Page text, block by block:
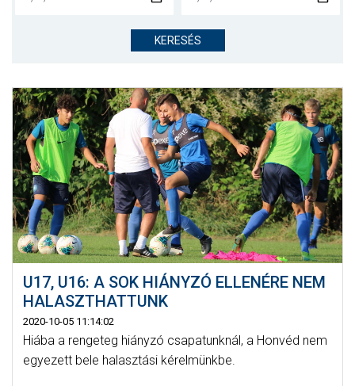
AKADÉMIA
MÉRKŐZÉSEK
GALÉRIA
JELENTKEZÉS
SZURKOLÓI ÉLMÉNYEK
VEZETŐSÉG
KERESÉS
U17, U16: A SOK HIÁNYZÓ ELLENÉRE NEM
HALASZTHATTUNK
2020-10-05 11:14:02
Hiába a rengeteg hiányzó csapatunknál, a Honvéd nem
egyezett bele halasztási kérelmünkbe.